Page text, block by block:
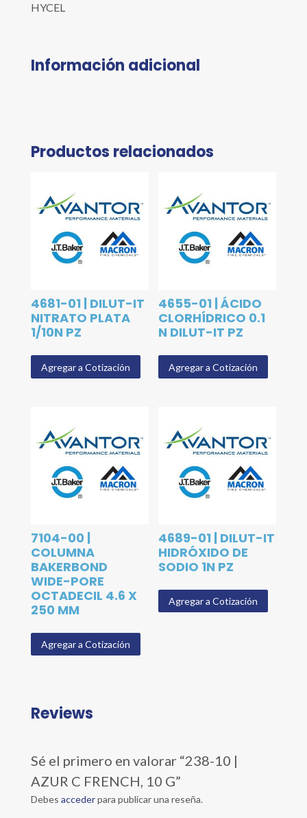
HYCEL
Información adicional
Productos relacionados
4681-01 | DILUT-IT
NITRATO PLATA
1/10N PZ
Agregar a Cotización
4655-01 | ÁCIDO
CLORHÍDRICO 0.1
N DILUT-IT PZ
Agregar a Cotización
7104-00 |
COLUMNA
BAKERBOND
WIDE-PORE
OCTADECIL 4.6 X
250 MM
Agregar a Cotización
4689-01 | DILUT-IT
HIDRÓXIDO DE
SODIO 1N PZ
Agregar a Cotización
Reviews
Sé el primero en valorar “238-10 |
AZUR C FRENCH, 10 G”
Debes accederpara publicar una reseña.